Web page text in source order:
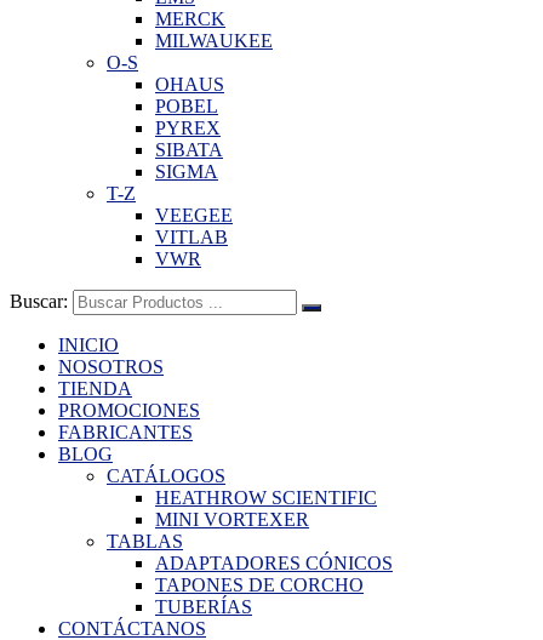
MERCK
MILWAUKEE
O-S
OHAUS
POBEL
PYREX
SIBATA
SIGMA
T-Z
VEEGEE
VITLAB
VWR
Buscar:
INICIO
NOSOTROS
TIENDA
PROMOCIONES
FABRICANTES
BLOG
CATÁLOGOS
HEATHROW SCIENTIFIC
MINI VORTEXER
TABLAS
ADAPTADORES CÓNICOS
TAPONES DE CORCHO
TUBERÍAS
CONTÁCTANOS